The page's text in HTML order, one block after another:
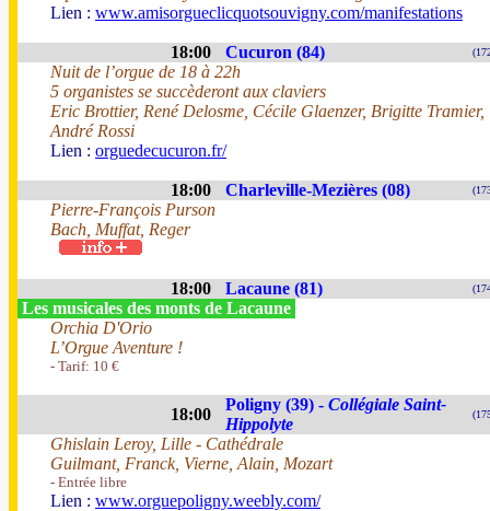
Lien : www.amisorgueclicquotsouvigny.com/manifestations
18:00 Cucuron (84)
Nuit de l’orgue de 18 à 22h
5 organistes se succèderont aux claviers
Eric Brottier, René Delosme, Cécile Glaenzer, Brigitte Tramier,
André Rossi
Lien : orguedecucuron.fr/
18:00 Charleville-Mezières (08)
Pierre-François Purson
Bach, Muffat, Reger
18:00 Lacaune (81)
Les musicales des monts de Lacaune
Orchia D'Orio
L’Orgue Aventure !
- Tarif: 10 €
18:00
Poligny (39) - Collégiale Saint-
Hippolyte
Ghislain Leroy, Lille - Cathédrale
Guilmant, Franck, Vierne, Alain, Mozart
- Entrée libre
Lien : www.orguepoligny.weebly.com/